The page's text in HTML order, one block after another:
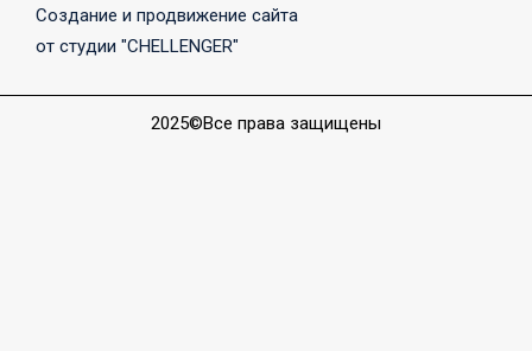
Создание и продвижение сайта
от студии "CHELLENGER"
2025©Все права защищены